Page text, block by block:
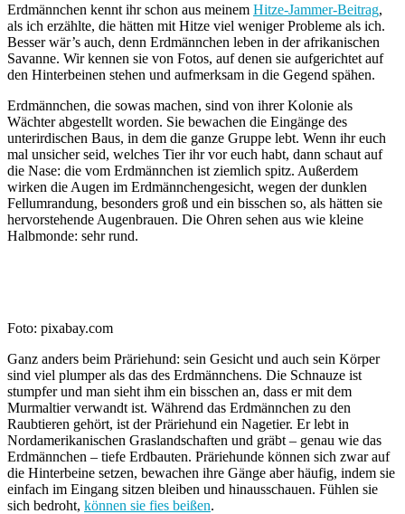
Erdmännchen kennt ihr schon aus meinem Hitze-Jammer-Beitrag,
als ich erzählte, die hätten mit Hitze viel weniger Probleme als ich.
Besser wär’s auch, denn Erdmännchen leben in der afrikanischen
Savanne. Wir kennen sie von Fotos, auf denen sie aufgerichtet auf
den Hinterbeinen stehen und aufmerksam in die Gegend spähen.
Erdmännchen, die sowas machen, sind von ihrer Kolonie als
Wächter abgestellt worden. Sie bewachen die Eingänge des
unterirdischen Baus, in dem die ganze Gruppe lebt. Wenn ihr euch
mal unsicher seid, welches Tier ihr vor euch habt, dann schaut auf
die Nase: die vom Erdmännchen ist ziemlich spitz. Außerdem
wirken die Augen im Erdmännchengesicht, wegen der dunklen
Fellumrandung, besonders groß und ein bisschen so, als hätten sie
hervorstehende Augenbrauen. Die Ohren sehen aus wie kleine
Halbmonde: sehr rund.
Foto: pixabay.com
Ganz anders beim Präriehund: sein Gesicht und auch sein Körper
sind viel plumper als das des Erdmännchens. Die Schnauze ist
stumpfer und man sieht ihm ein bisschen an, dass er mit dem
Murmaltier verwandt ist. Während das Erdmännchen zu den
Raubtieren gehört, ist der Präriehund ein Nagetier. Er lebt in
Nordamerikanischen Graslandschaften und gräbt – genau wie das
Erdmännchen – tiefe Erdbauten. Präriehunde können sich zwar auf
die Hinterbeine setzen, bewachen ihre Gänge aber häufig, indem sie
einfach im Eingang sitzen bleiben und hinausschauen. Fühlen sie
sich bedroht, können sie fies beißen.